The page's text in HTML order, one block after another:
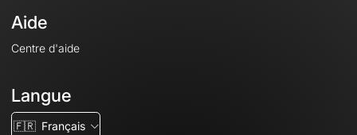
Aide
Centre d'aide
Langue
🇫🇷 Français